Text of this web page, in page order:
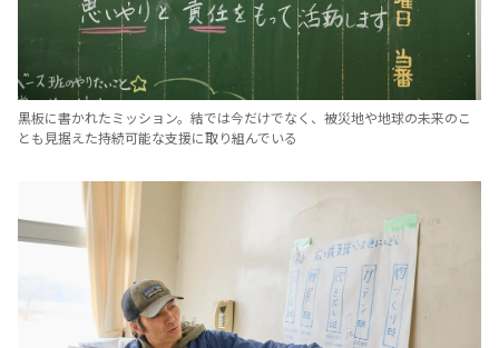
黒板に書かれたミッション。結では今だけでなく、被災地や地球の未来のこ
とも見据えた持続可能な支援に取り組んでいる